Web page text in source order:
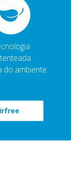
do ambiente